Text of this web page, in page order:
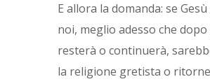
E allora la domanda: se
noi, meglio adesso che
resterà o continuerà,
la religione gretista o